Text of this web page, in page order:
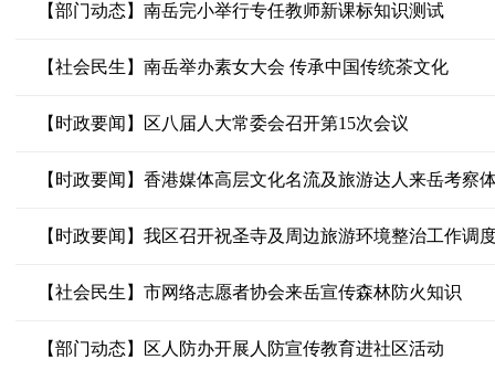
【部门动态】南岳完小举行专任教师新课标知识测试
【社会民生】南岳举办素女大会 传承中国传统茶文化
【时政要闻】区八届人大常委会召开第15次会议
【时政要闻】香港媒体高层文化名流及旅游达人来岳考察
【时政要闻】我区召开祝圣寺及周边旅游环境整治工作调
【社会民生】市网络志愿者协会来岳宣传森林防火知识
【部门动态】区人防办开展人防宣传教育进社区活动